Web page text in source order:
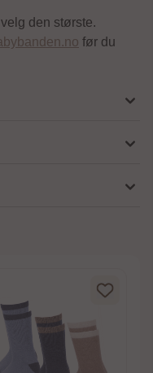
den største.
før du